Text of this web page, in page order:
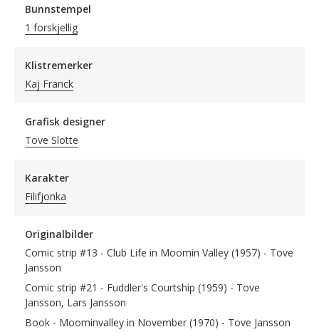
Bunnstempel
1 forskjellig
Klistremerker
Kaj Franck
Grafisk designer
Tove Slotte
Karakter
Filifjonka
Originalbilder
Comic strip #13 - Club Life in Moomin Valley (1957) - Tove
Jansson
Comic strip #21 - Fuddler's Courtship (1959) - Tove
Jansson, Lars Jansson
Book - Moominvalley in November (1970) - Tove Jansson